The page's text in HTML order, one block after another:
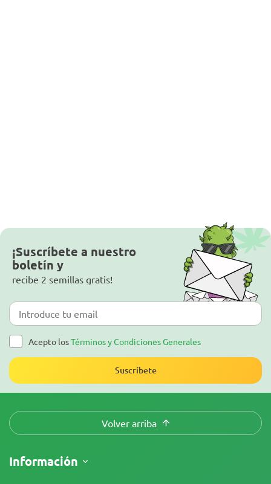
¡Suscríbete a nuestro
boletín y
recibe 2 semillas gratis!
Acepto losTérminos y Condiciones Generales
Suscríbete
Volver arriba
Información